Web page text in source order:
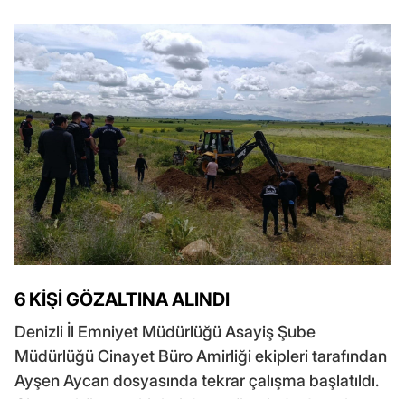
6 KİŞİ GÖZALTINA ALINDI
Denizli İl Emniyet Müdürlüğü Asayiş Şube
Müdürlüğü Cinayet Büro Amirliği ekipleri tarafından
Ayşen Aycan dosyasında tekrar çalışma başlatıldı.